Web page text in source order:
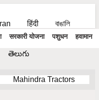
सरकारी योजना पशुधन हवामान
हिंदी
বাঙালি
தமிழ்
മലയാളം
অসমীয়া
తెలుగు